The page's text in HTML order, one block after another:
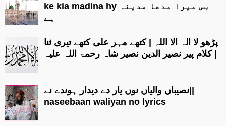
ke kia madina hy بس میرا مدعا مدینہ
ہے
پڑھو لا الہ الا اللہ | کتھے مہر علی کتھے تیری ثنا
| کلام پیر نصیر الدین نصیر شاہ رحمۃ اللہ علیہ
نصیباں والیاں نوں یار دے دیدار ہوندے نے||
naseebaan waliyan no lyrics